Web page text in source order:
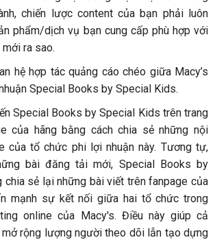
chiến lược content của bạn phải luôn
phẩm/dịch vụ bạn cung cấp phù hợp với
ra sao.
hệ hợp tác quảng cáo chéo giữa Macy’s
Special Books by Special Kids.
Special Books by Special Kids trên trang
của hãng bằng cách chia sẻ những nội
của tổ chức phi lợi nhuận này. Tương tự,
bài đăng tải mới, Special Books by
chia sẻ lại những bài viết trên fanpage của
mạnh sự kết nối giữa hai tổ chức trong
online của Macy's. Điều này giúp cả
rộng lượng người theo dõi lẫn tạo dựng